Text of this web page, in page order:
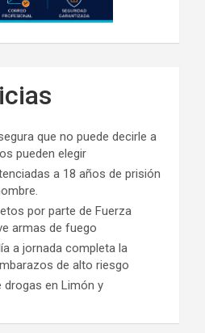
que no puede decirle a
pueden elegir
a 18 años de prisión
por parte de Fuerza
armas de fuego
a jornada completa la
de alto riesgo
drogas en Limón y